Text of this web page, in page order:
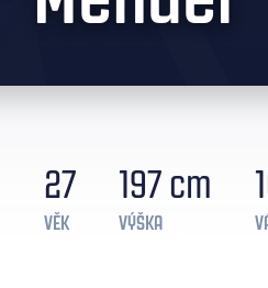
27
VĚK
197 cm
VÝŠKA